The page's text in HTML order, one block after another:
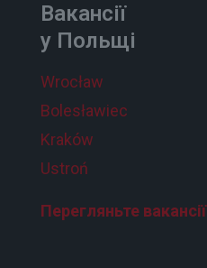
Вакансії
у Польщі
Wrocław
Bolesławiec
Kraków
Ustroń
Перегляньте вакансії